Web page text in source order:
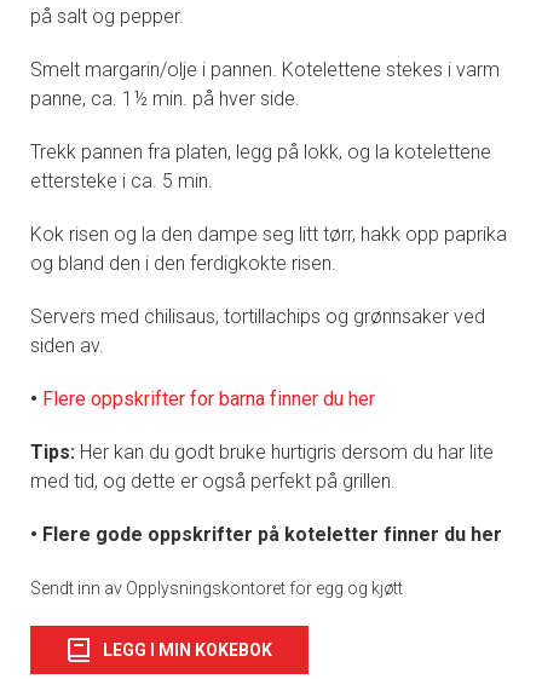
på salt og pepper.
Smelt margarin/olje i pannen. Kotelettene stekes i varm
panne, ca. 1½ min. på hver side.
Trekk pannen fra platen, legg på lokk, og la kotelettene
ettersteke i ca. 5 min.
Kok risen og la den dampe seg litt tørr, hakk opp paprika
og bland den i den ferdigkokte risen.
Servers med chilisaus, tortillachips og grønnsaker ved
siden av.
• Flere oppskrifter for barna finner du her
Tips: Her kan du godt bruke hurtigris dersom du har lite
med tid, og dette er også perfekt på grillen.
• Flere gode oppskrifter på koteletter finner du her
Sendt inn av Opplysningskontoret for egg og kjøtt
LEGG I MIN KOKEBOK